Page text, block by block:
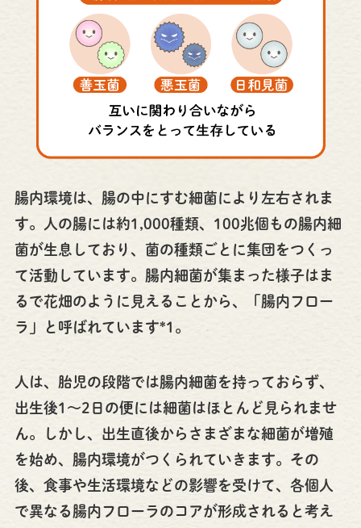
腸内環境は、腸の中にすむ細菌により左右されま
す。人の腸には約1,000種類、100兆個もの腸内細
菌が生息しており、菌の種類ごとに集団をつくっ
て活動しています。腸内細菌が集まった様子はま
るで花畑のように見えることから、「腸内フロー
ラ」と呼ばれています*1。
人は、胎児の段階では腸内細菌を持っておらず、
出生後1〜2日の便には細菌はほとんど見られませ
ん。しかし、出生直後からさまざまな細菌が増殖
を始め、腸内環境がつくられていきます。その
後、食事や生活環境などの影響を受けて、各個人
で異なる腸内フローラのコアが形成されると考え